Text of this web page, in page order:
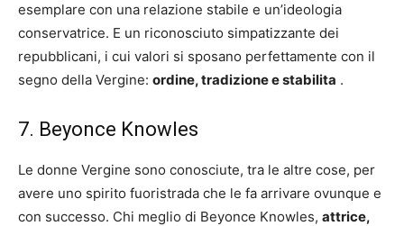
esemplare con una relazione stabile e un’ideologia
conservatrice. E un riconosciuto simpatizzante dei
repubblicani, i cui valori si sposano perfettamente con il
segno della Vergine: ordine, tradizione e stabilita .
7. Beyonce Knowles
Le donne Vergine sono conosciute, tra le altre cose, per
avere uno spirito fuoristrada che le fa arrivare ovunque e
con successo. Chi meglio di Beyonce Knowles, attrice,